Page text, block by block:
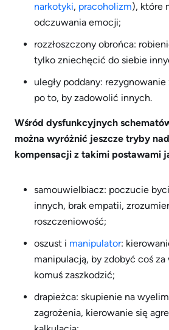
narkotyki, pracoholizm), które
odczuwania emocji;
rozzłoszczony obrońca:
tylko zniechęcić do siebie
uległy poddany:
po to, by zadowolić innych.
Wśród dysfunkcyjnych
można wyróżnić jeszcze tryby
kompensacji z takimi postawami
samouwielbiacz: poczucie
innych, brak empatii,
roszczeniowość;
oszust i manipulator:
manipulacją, by zdobyć coś
komuś zaszkodzić;
drapieżca: skupienie na
zagrożenia, kierowanie się